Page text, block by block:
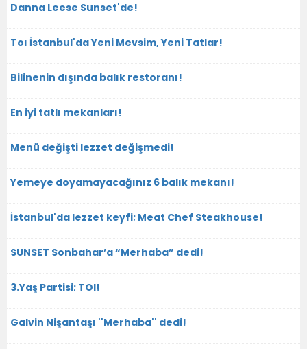
Danna Leese Sunset'de!
Toı İstanbul'da Yeni Mevsim, Yeni Tatlar!
Bilinenin dışında balık restoranı!
En iyi tatlı mekanları!
Menü değişti lezzet değişmedi!
Yemeye doyamayacağınız 6 balık mekanı!
İstanbul'da lezzet keyfi; Meat Chef Steakhouse!
SUNSET Sonbahar’a “Merhaba” dedi!
3.Yaş Partisi; TOI!
Galvin Nişantaşı ''Merhaba'' dedi!